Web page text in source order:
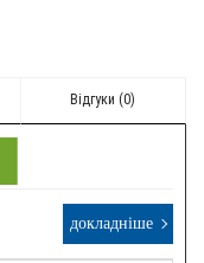
Відгуки (0)
докладніше